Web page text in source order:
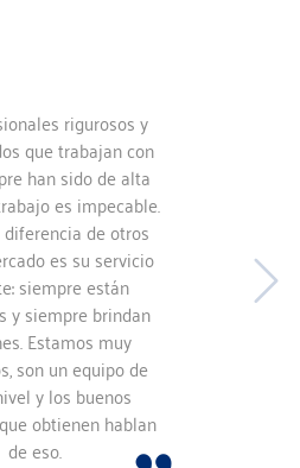
rigurosos y
que trabajan con
han sido de alta
es impecable.
de otros
es su servicio
siempre están
y siempre brindan
Estamos muy
son un equipo de
y los buenos
obtienen hablan
de eso.